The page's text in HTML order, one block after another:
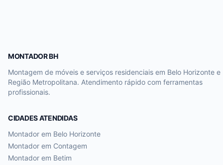
MONTADOR BH
Montagem de móveis e serviços residenciais em Belo Horizonte e
Região Metropolitana. Atendimento rápido com ferramentas
profissionais.
CIDADES ATENDIDAS
Montador em Belo Horizonte
Montador em Contagem
Montador em Betim